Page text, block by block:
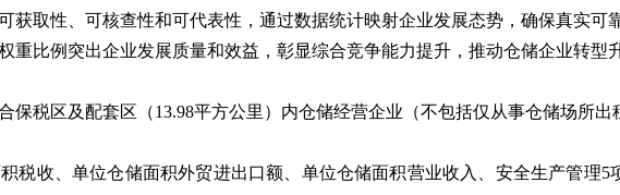
获取性、可核查性和可代表性，通过数据统计映射企业发展态势，确保真实可
重比例突出企业发展质量和效益，彰显综合竞争能力提升，推动仓储企业转型
保税区及配套区（13.98平方公里）内仓储经营企业（不包括仅从事仓储场所出
税收、单位仓储面积外贸进出口额、单位仓储面积营业收入、安全生产管理